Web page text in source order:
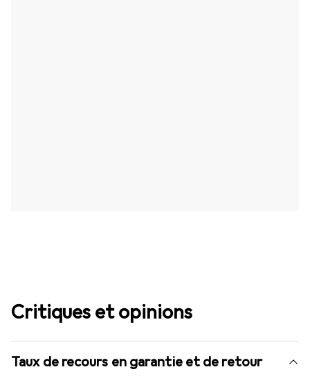
Critiques et opinions
Taux de recours en garantie et de retour